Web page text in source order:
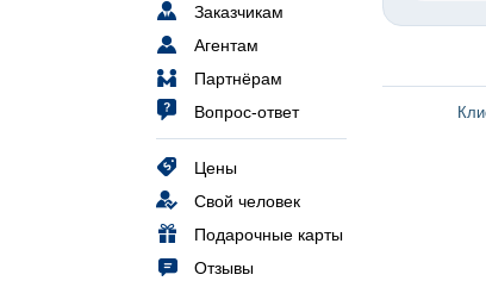
Заказчикам
Агентам
Партнёрам
Вопрос-ответ
Цены
Свой человек
Подарочные карты
Отзывы